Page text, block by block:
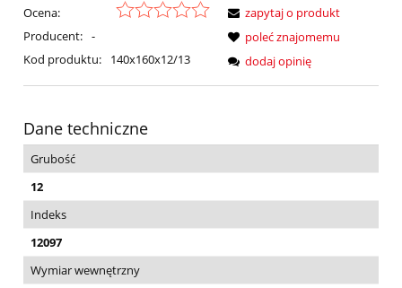
Ocena:
Producent: -
Kod produktu:
140x160x12/13
zapytaj o produkt
poleć znajomemu
dodaj opinię
Dane techniczne
Grubość
12
Indeks
12097
Wymiar wewnętrzny